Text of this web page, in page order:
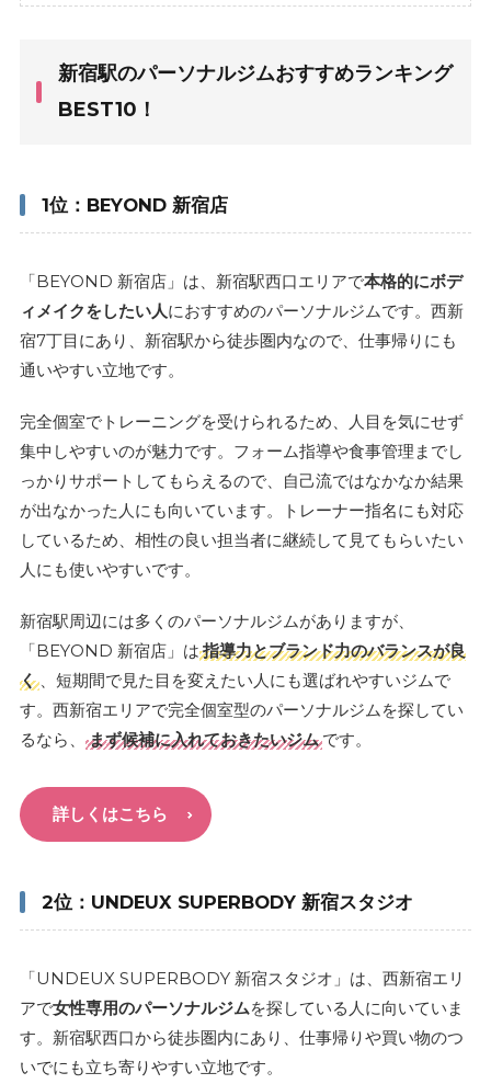
新宿駅のパーソナルジムおすすめランキング
BEST10！
1位：BEYOND 新宿店
「BEYOND 新宿店」は、新宿駅西口エリアで本格的にボデ
ィメイクをしたい人におすすめのパーソナルジムです。西新
宿7丁目にあり、新宿駅から徒歩圏内なので、仕事帰りにも
通いやすい立地です。
完全個室でトレーニングを受けられるため、人目を気にせず
集中しやすいのが魅力です。フォーム指導や食事管理までし
っかりサポートしてもらえるので、自己流ではなかなか結果
が出なかった人にも向いています。トレーナー指名にも対応
しているため、相性の良い担当者に継続して見てもらいたい
人にも使いやすいです。
新宿駅周辺には多くのパーソナルジムがありますが、
「BEYOND 新宿店」は 指導力とブランド力のバランスが良
く、短期間で見た目を変えたい人にも選ばれやすいジムで
す。西新宿エリアで完全個室型のパーソナルジムを探してい
るなら、
まず候補に入れておきたいジムです。
詳しくはこちら
2位：UNDEUX SUPERBODY 新宿スタジオ
「UNDEUX SUPERBODY 新宿スタジオ」は、西新宿エリ
アで女性専用のパーソナルジムを探している人に向いていま
す。新宿駅西口から徒歩圏内にあり、仕事帰りや買い物のつ
いでにも立ち寄りやすい立地です。